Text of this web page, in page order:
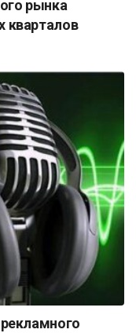
рынка
кварталов